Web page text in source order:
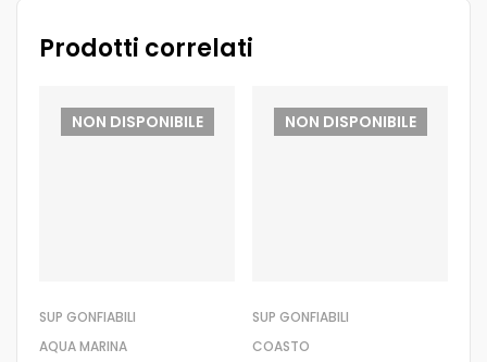
Prodotti correlati
NON DISPONIBILE
SUP GONFIABILI
AQUA MARINA
NON DISPONIBILE
SUP GONFIABILI
COASTO